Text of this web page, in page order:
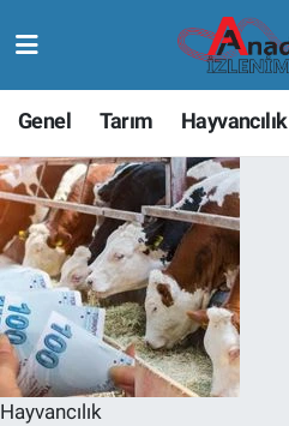
Genel Tarım Hayvancılık
Hayvancılık